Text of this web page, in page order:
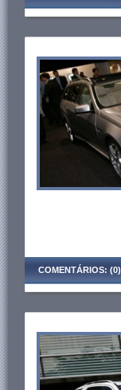
COMENTÁRIOS: (0)